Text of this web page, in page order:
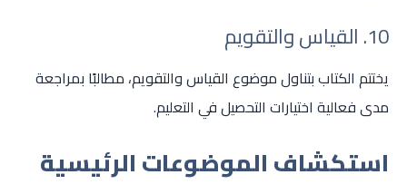
10. القياس والتقويم
يختتم الكتاب بتناول موضوع القياس والتقويم، مطالبًا بمراجعة
مدى فعالية اختيارات التحصيل في التعليم.
استكشاف الموضوعات الرئيسية